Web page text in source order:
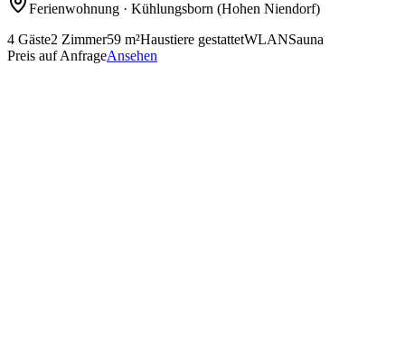
Ferienwohnung · Kühlungsborn (Hohen Niendorf)
4 Gäste2 Zimmer59 m²Haustiere gestattetWLANSauna
Preis auf AnfrageAnsehen